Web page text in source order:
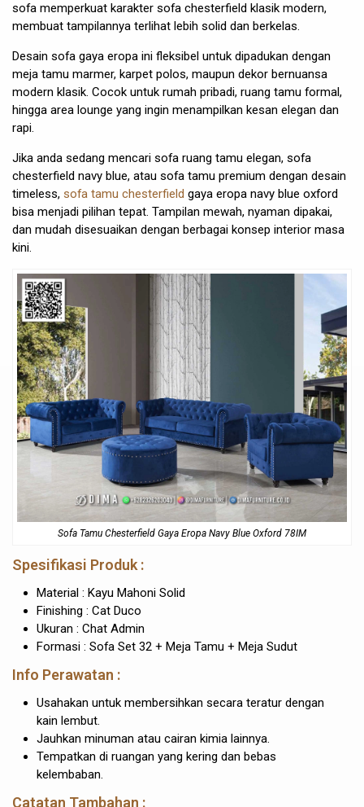
sofa memperkuat karakter sofa chesterfield klasik modern,
membuat tampilannya terlihat lebih solid dan berkelas.
Desain sofa gaya eropa ini fleksibel untuk dipadukan dengan
meja tamu marmer, karpet polos, maupun dekor bernuansa
modern klasik. Cocok untuk rumah pribadi, ruang tamu formal,
hingga area lounge yang ingin menampilkan kesan elegan dan
rapi.
Jika anda sedang mencari sofa ruang tamu elegan, sofa
chesterfield navy blue, atau sofa tamu premium dengan desain
timeless, sofa tamu chesterfield gaya eropa navy blue oxford
bisa menjadi pilihan tepat. Tampilan mewah, nyaman dipakai,
dan mudah disesuaikan dengan berbagai konsep interior masa
kini.
Sofa Tamu Chesterfield Gaya Eropa Navy Blue Oxford 78IM
Spesifikasi Produk :
Material : Kayu Mahoni Solid
Finishing : Cat Duco
Ukuran : Chat Admin
Formasi : Sofa Set 32 + Meja Tamu + Meja Sudut
Info Perawatan :
Usahakan untuk membersihkan secara teratur dengan
kain lembut.
Jauhkan minuman atau cairan kimia lainnya.
Tempatkan di ruangan yang kering dan bebas
kelembaban.
Catatan Tambahan :